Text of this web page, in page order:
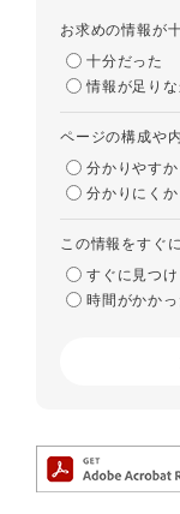
お求めの情報が
十分だった
情報が足り
ページの構成や
分かりやす
分かりにく
この情報をすぐ
すぐに見つ
時間がかかっ